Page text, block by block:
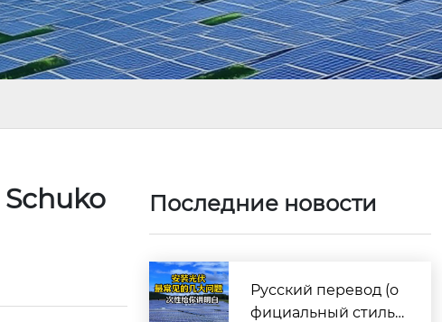
Последние новости
Русский перевод (о
фициальный стиль,